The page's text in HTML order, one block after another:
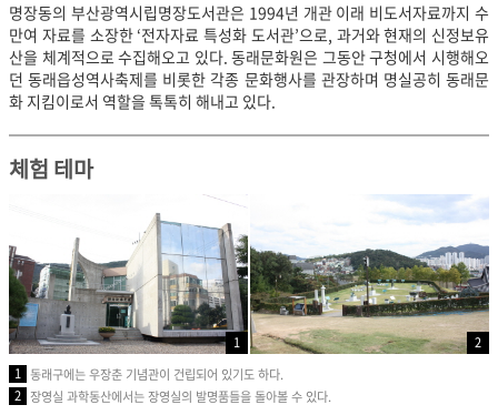
명장동의 부산광역시립명장도서관은 1994년 개관 이래 비도서자료까지 수
만여 자료를 소장한 ‘전자자료 특성화 도서관’으로, 과거와 현재의 신정보유
산을 체계적으로 수집해오고 있다. 동래문화원은 그동안 구청에서 시행해오
던 동래읍성역사축제를 비롯한 각종 문화행사를 관장하며 명실공히 동래문
화 지킴이로서 역할을 톡톡히 해내고 있다.
체험 테마
1
2
1 동래구에는 우장춘 기념관이 건립되어 있기도 하다.
2 장영실 과학동산에서는 장영실의 발명품들을 돌아볼 수 있다.